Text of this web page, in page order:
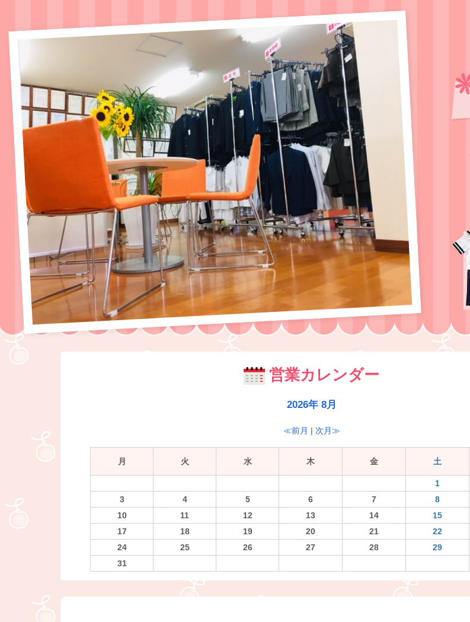
営業カレンダー
2026年 8月
≪前月 | 次月≫
月 火 水 木 金 土
1
3
4 5 6 7 8
10
11 12 13 14 15
17
18 19 20 21 22
24
25 26 27 28 29
31